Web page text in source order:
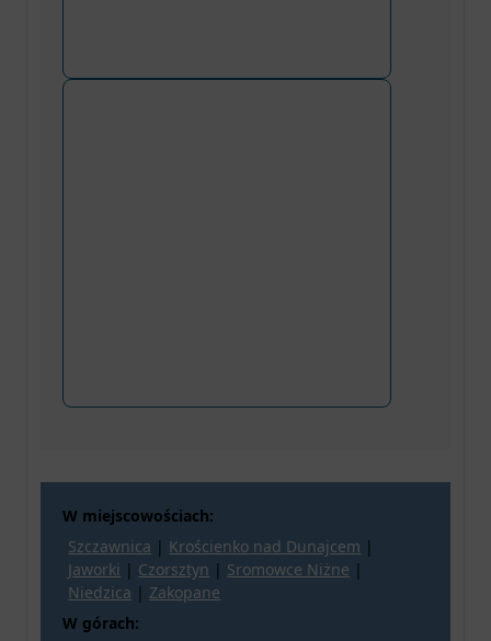
W miejscowościach:
Szczawnica | Krościenko nad Dunajcem |
Jaworki | Czorsztyn | Sromowce Niżne |
Niedzica | Zakopane
W górach: